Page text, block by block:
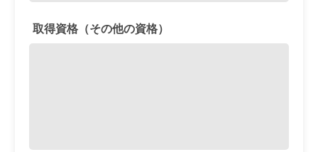
取得資格（その他の資格）